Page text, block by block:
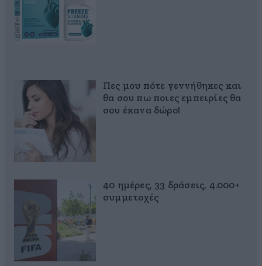
Πες μου πότε γεννήθηκες και
θα σου πω ποιες εμπειρίες θα
σου έκανα δώρο!
40 ημέρες, 33 δράσεις, 4.000+
συμμετοχές